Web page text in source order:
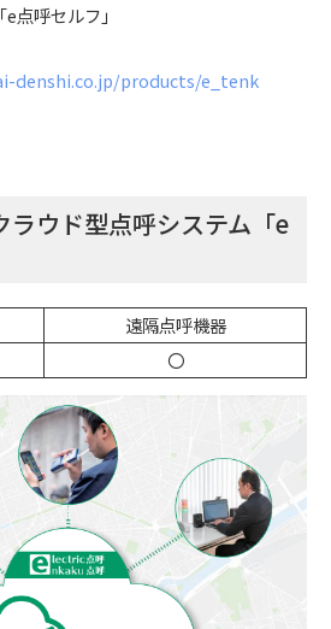
点呼セルフ」
denshi.co.jp/products/e_tenk
ウド型点呼システム「e
遠隔点呼機器
〇